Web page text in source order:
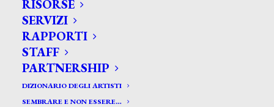
RISORSE
SERVIZI
RAPPORTI
STAFF
PARTNERSHIP
DIZIONARIO DEGLI ARTISTI
SEMBRARE E NON ESSERE…
Search
for: